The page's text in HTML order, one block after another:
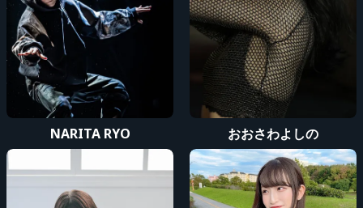
※会場内でのお荷物紛失、盗難、怪我、事故等は一切責任を負いません。
※いかなる理由でもチケット申し込み後の
キャンセル及び返金は致しません。
※スタッフの指示に従えない場合は、強制的にご退場いただき、本イベント開
催中の再入場も禁止します。
※全ての記載事項をご確認の上、
同意いただいた方のみチケットをご購入くだ
※チケットを購入された方のみでなく、同行者におきましても全ての記載事項
と対象となります。
※チケットを購入された場合、また本イベントに参加される場合、全ての記載
NARITA RYO おおさわよしの